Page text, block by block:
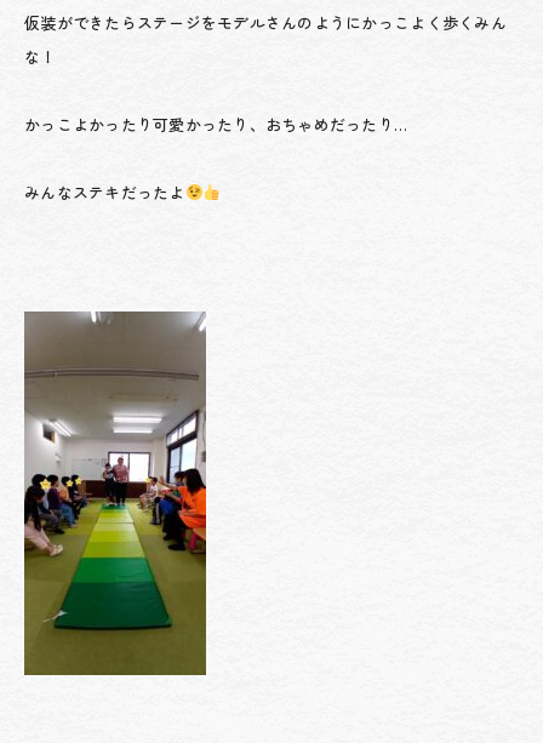
仮装ができたらステージをモデルさんのようにかっこよく歩くみん
な！
かっこよかったり可愛かったり、おちゃめだったり…
みんなステキだったよ